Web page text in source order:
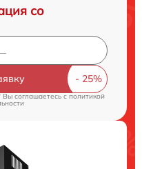
со
Вы соглашаетесь cполитикой